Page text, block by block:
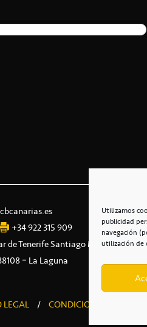
Utilizamos
publicidad
navegación
utilización de
+34 922 315 909
de Tenerife Santiago Martín
– La Laguna
LEGAL / CONDICIONES